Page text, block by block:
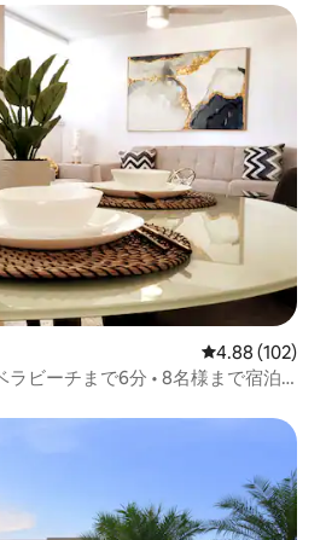
レビュー102
4.88 (102)
ラビーチまで6分 • 8名様まで宿泊
です。